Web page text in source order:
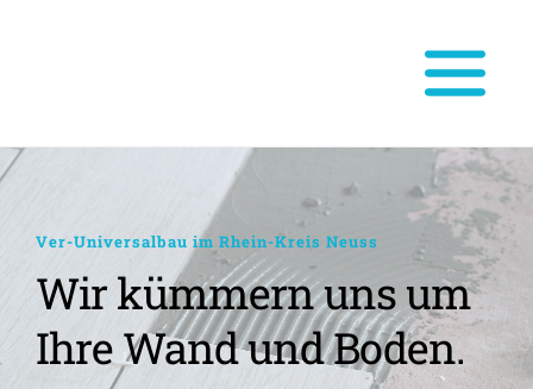
Ver-Universalbau im Rhein-Kreis Neuss
Wir kümmern uns um
Ihre Wand und Boden.